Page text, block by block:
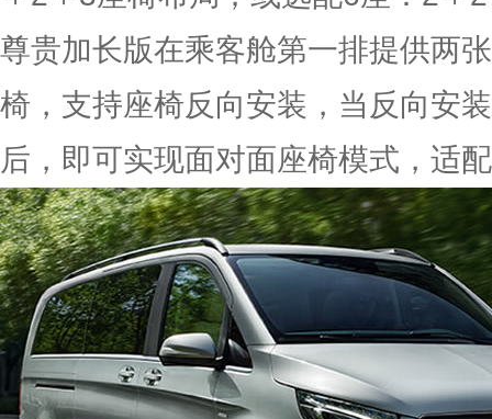
尊贵加长版在乘客舱第一排提供两
椅，支持座椅反向安装，当反向安
后，即可实现面对面座椅模式，适